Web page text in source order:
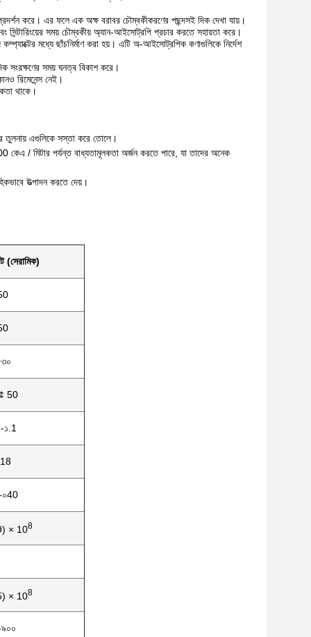
করে। এর ফলে এক অক্ষ বরাবর চৌম্বকীকরণের পছন্দসই দিক দেখা যায়।
সিন্টারিংয়ের সময় চৌম্বকীয় অ্যান-আইসোট্রপি প্রচার করতে সহায়তা করে।
মধ্যে ছাঁচনির্মাণ করা হয়। এটি অ-আইসোট্রপিক কণাগুলিকে নির্দেশ
সংরক্ষণের সময় ঘনত্ব বিকাশ করে।
রিমেনেন্স নেই।
থাকে।
তুলনায় এগুলিকে সস্তা করে তোলে।
কেএ / মিটার পর্যন্ত বাধ্যতামূলকতা অর্জন করতে পারে, যা তাদের অনেক
উত্পাদন করতে দেয়।
(সেরামিক)
50
১.1
০40
× 108
× 108